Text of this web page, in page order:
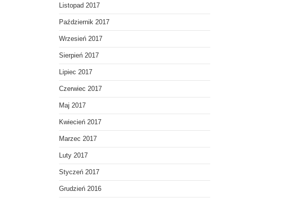
Listopad 2017
Październik 2017
Wrzesień 2017
Sierpień 2017
Lipiec 2017
Czerwiec 2017
Maj 2017
Kwiecień 2017
Marzec 2017
Luty 2017
Styczeń 2017
Grudzień 2016